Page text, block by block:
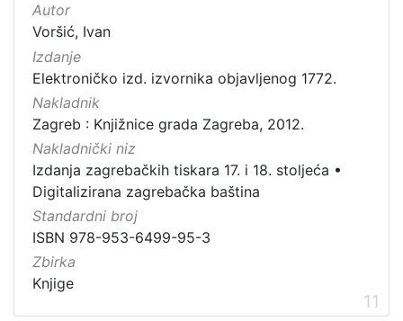
Autor
Voršić, Ivan
Izdanje
Elektroničko izd. izvornika objavljenog 1772.
Nakladnik
Zagreb : Knjižnice grada Zagreba, 2012.
Nakladnički niz
Izdanja zagrebačkih tiskara 17. i 18. stoljeća •
Digitalizirana zagrebačka baština
Standardni broj
ISBN 978-953-6499-95-3
Zbirka
Knjige
11